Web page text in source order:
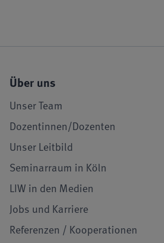
Über uns
Unser Team
Dozentinnen/Dozenten
Unser Leitbild
Seminarraum in Köln
LIW in den Medien
Jobs und Karriere
Referenzen / Kooperationen